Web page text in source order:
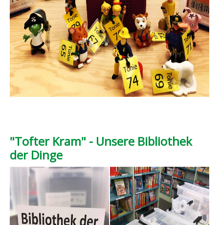
"Tofter Kram" - Unsere Bibliothek
der Dinge